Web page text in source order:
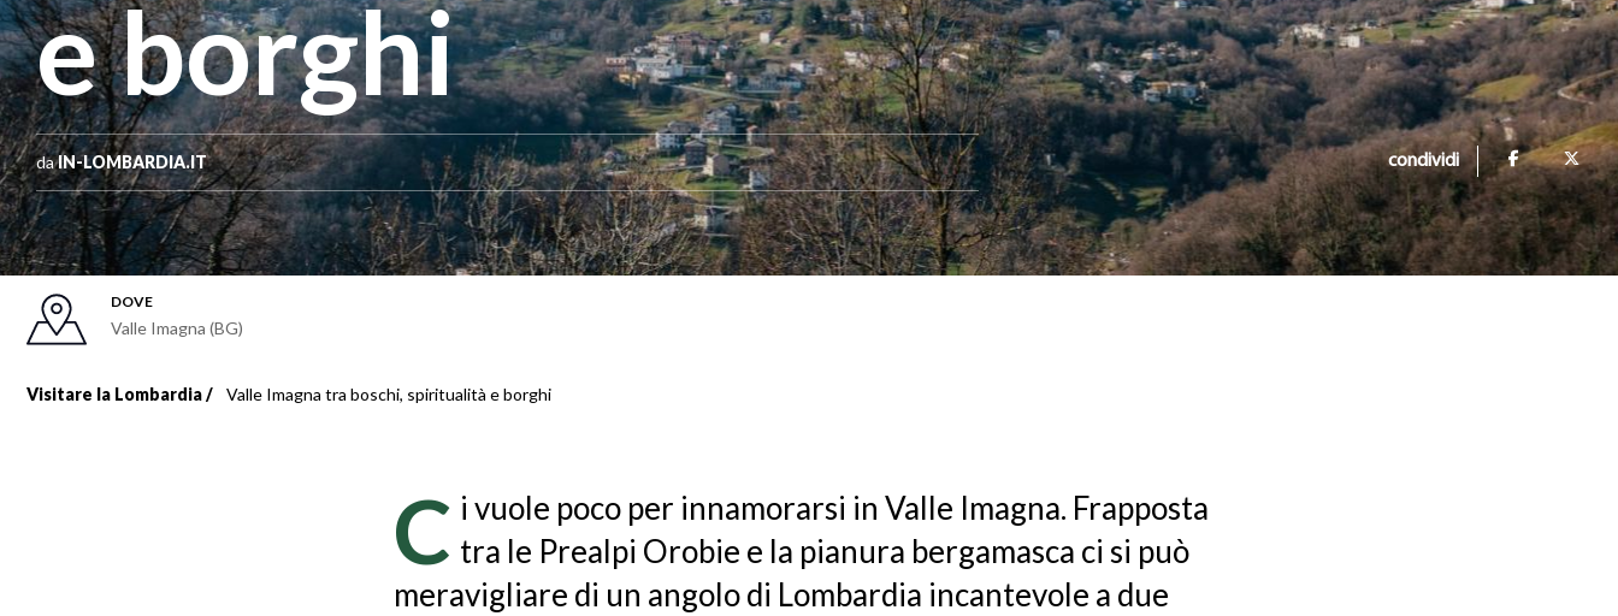
e borghi
daIN-LOMBARDIA.IT condividi
DOVE
Valle Imagna (BG)
Visitare la Lombardia Valle Imagna tra boschi, spiritualità e borghi
C i vuole poco per innamorarsi in Valle Imagna. Frapposta
tra le Prealpi Orobie e la pianura bergamasca ci si può
meravigliare di un angolo di Lombardia incantevole a due